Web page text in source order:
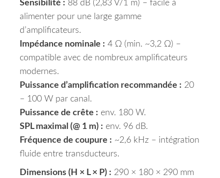
Sensibilité : 88 dB (2,83 V/1 m) – facile à
alimenter pour une large gamme
d’amplificateurs.
Impédance nominale : 4 Ω (min. ~3,2 Ω) –
compatible avec de nombreux amplificateurs
modernes.
Puissance d’amplification recommandée : 20
– 100 W par canal.
Puissance de crête : env. 180 W.
SPL maximal (@ 1 m) : env. 96 dB.
Fréquence de coupure : ~2,6 kHz – intégration
fluide entre transducteurs.
Dimensions (H × L × P) : 290 × 180 × 290 mm